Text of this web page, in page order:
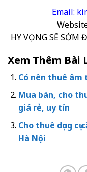
Email:
HY VỌNG SẼ SỚM
Xem Thêm Bài
Có nên thuê âm
Mua bán, cho
giá rẻ, uy tín
Cho thuê dụng
Hà Nội